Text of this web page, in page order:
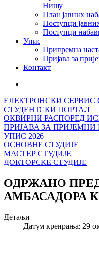
Нишу
План јавних
Поступци
Поступци
Упис
Припремна
Пријава за
Контакт
ЕЛЕКТРОНСКИ СЕРВИС
СТУДЕНТСКИ ПОРТАЛ
ОКВИРНИ РАСПОРЕД
ПРИЈАВА ЗА ПРИЈЕМНИ
УПИС 2026
ОСНОВНЕ СТУДИЈЕ
МАСТЕР СТУДИЈЕ
ДОКТОРСКЕ СТУДИЈЕ
ОДРЖАНО
АМБАСАДОРА
Детаљи
Датум креирања: 29